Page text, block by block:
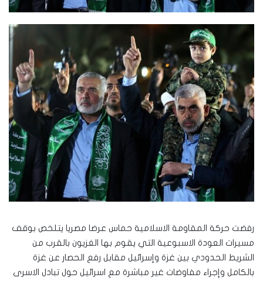
رفضت حركة المقاومة الاسلامية حماس عرضا مصريا يتلخص بوقف
مسيرات العودة الاسبوعية التي يقوم بها الغزيون بالقرب من
الشريط الحدودي بين غزة وإسرائيل مقابل رفع الحصار عن غزة
بالكامل وإجراء مفاوضات غير مباشرة مع اسرائيل حول تبادل الاسرى